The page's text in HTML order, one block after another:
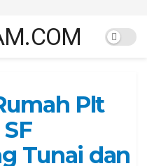
Plt
Tunai dan